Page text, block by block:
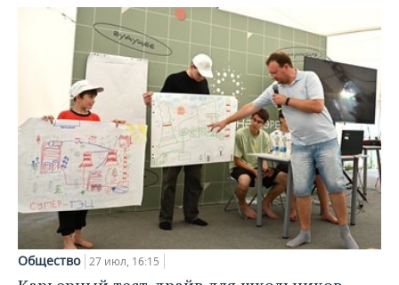
Общество 27 июл, 16:15